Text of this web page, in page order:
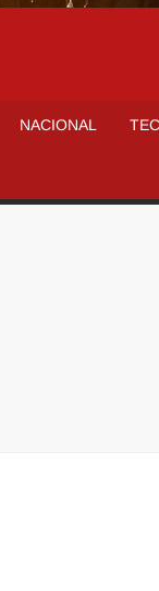
NACIONAL